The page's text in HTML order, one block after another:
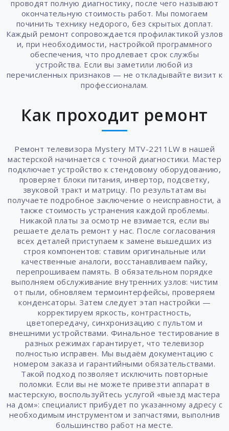
проводят полную диагностику, после чего называют
окончательную стоимость работ. Мы помогаем
починить технику недорого, без скрытых доплат.
Каждый ремонт сопровождается профилактикой узлов
и, при необходимости, настройкой программного
обеспечения, что продлевает срок службы
устройства. Если вы заметили любой из
перечисленных признаков — не откладывайте визит к
профессионалам.
Как проходит ремонт
Ремонт телевизора Mystery MTV-2211LW в нашей
мастерской начинается с точной диагностики. Мастер
подключает устройство к стендовому оборудованию,
проверяет блоки питания, инвертор, подсветку,
звуковой тракт и матрицу. По результатам вы
получаете подробное заключение о неисправности, а
также стоимость устранения каждой проблемы.
Никакой платы за осмотр не взимается, если вы
решаете делать ремонт у нас. После согласования
всех деталей приступаем к замене вышедших из
строя компонентов: ставим оригинальные или
качественные аналоги, восстанавливаем пайку,
перепрошиваем память. В обязательном порядке
выполняем обслуживание внутренних узлов: чистим
от пыли, обновляем термоинтерфейсы, проверяем
конденсаторы. Затем следует этап настройки —
корректируем яркость, контрастность,
цветопередачу, синхронизацию с пультом и
внешними устройствами. Финальное тестирование в
разных режимах гарантирует, что телевизор
полностью исправен. Мы выдаём документацию с
номером заказа и гарантийными обязательствами.
Такой подход позволяет исключить повторные
поломки. Если вы не можете привезти аппарат в
мастерскую, воспользуйтесь услугой «выезд мастера
на дом»: специалист прибудет по указанному адресу с
необходимым инструментом и запчастями, выполнив
большинство работ на месте.